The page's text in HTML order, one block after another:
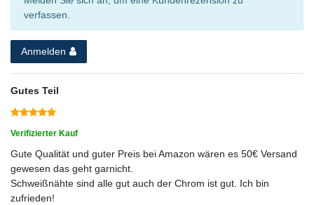
verfassen.
Anmelden
Gutes Teil
Verifizierter Kauf
Gute Qualität und guter Preis bei Amazon wären es 50€ Versand
gewesen das geht garnicht.
Schweißnähte sind alle gut auch der Chrom ist gut. Ich bin
zufrieden!